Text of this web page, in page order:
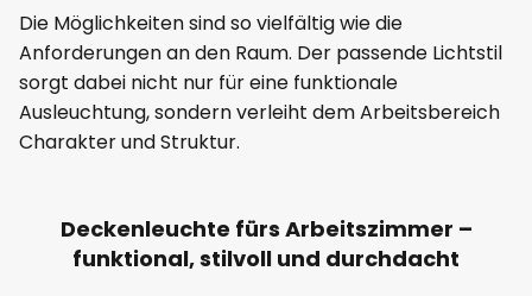
Die Möglichkeiten sind so vielfältig wie die
Anforderungen an den Raum. Der passende Lichtstil
sorgt dabei nicht nur für eine funktionale
Ausleuchtung, sondern verleiht dem Arbeitsbereich
Charakter und Struktur.
Deckenleuchte fürs Arbeitszimmer –
funktional, stilvoll und durchdacht